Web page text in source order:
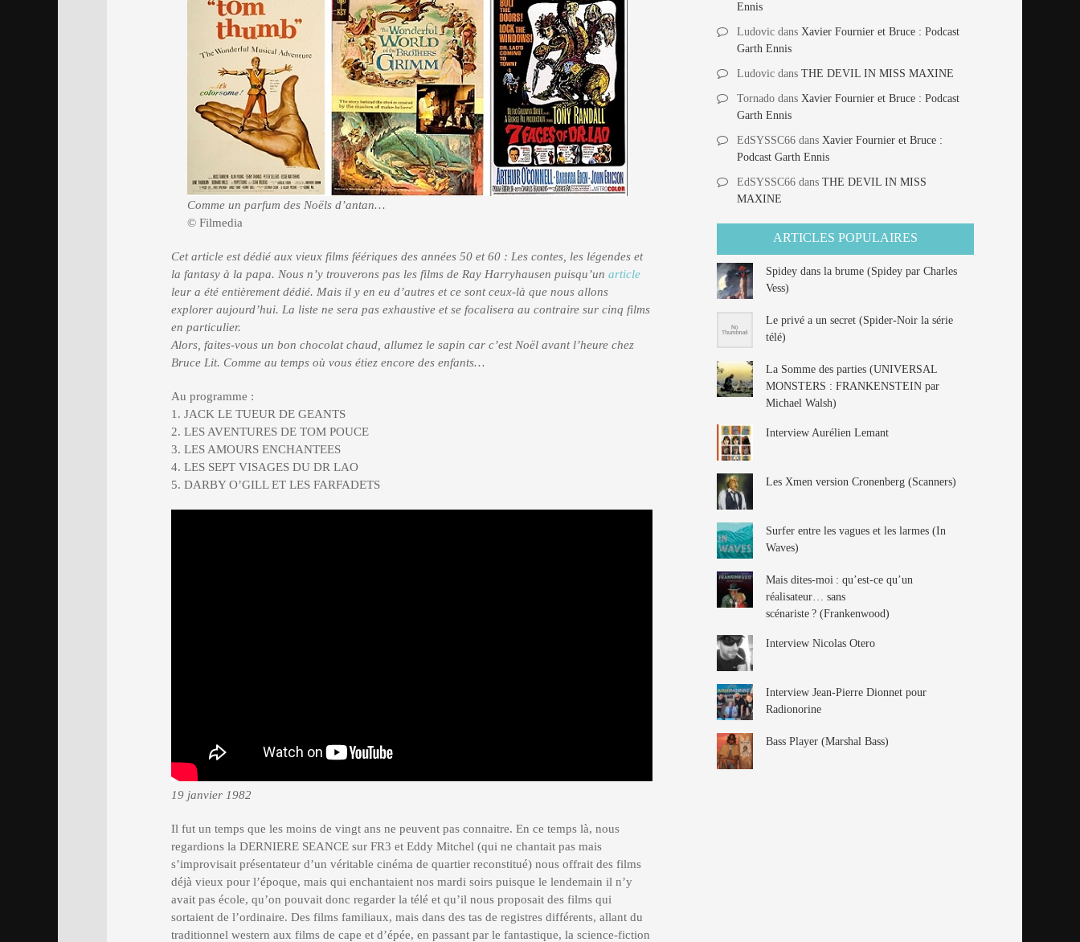
Comme un parfum des Noëls d’antan…
© Filmedia
Cet article est dédié aux vieux films féériques des années 50 et 60 : Les contes, les légendes et
la fantasy à la papa. Nous n’y trouverons pas les films de Ray Harryhausen puisqu’un article
leur a été entièrement dédié. Mais il y en eu d’autres et ce sont ceux-là que nous allons
explorer aujourd’hui. La liste ne sera pas exhaustive et se focalisera au contraire sur cinq films
en particulier.
Alors, faites-vous un bon chocolat chaud, allumez le sapin car c’est Noël avant l’heure chez
Bruce Lit. Comme au temps où vous étiez encore des enfants…
Au programme :
1. JACK LE TUEUR DE GEANTS
2. LES AVENTURES DE TOM POUCE
3. LES AMOURS ENCHANTEES
4. LES SEPT VISAGES DU DR LAO
5. DARBY O’GILL ET LES FARFADETS
19 janvier 1982
Il fut un temps que les moins de vingt ans ne peuvent pas connaitre. En ce temps là, nous
regardions la DERNIERE SEANCE sur FR3 et Eddy Mitchel (qui ne chantait pas mais
s’improvisait présentateur d’un véritable cinéma de quartier reconstitué) nous offrait des films
déjà vieux pour l’époque, mais qui enchantaient nos mardi soirs puisque le lendemain il n’y
avait pas école, qu’on pouvait donc regarder la télé et qu’il nous proposait des films qui
sortaient de l’ordinaire. Des films familiaux, mais dans des tas de registres différents, allant du
traditionnel western aux films de cape et d’épée, en passant par le fantastique, la science-fiction
Ennis
Ludovic dansXavier Fournier et Bruce : Podcast
Garth Ennis
Ludovic dansTHE DEVIL IN MISS MAXINE
Tornado dansXavier Fournier et Bruce : Podcast
Garth Ennis
EdSYSSC66 dansXavier Fournier et Bruce :
Podcast Garth Ennis
EdSYSSC66 dansTHE DEVIL IN MISS
MAXINE
ARTICLES POPULAIRES
Spidey dans la brume (Spidey par Charles
Vess)
Le privé a un secret (Spider-Noir la série
télé)
La Somme des parties (UNIVERSAL
MONSTERS : FRANKENSTEIN par
Michael Walsh)
Interview Aurélien Lemant
Les Xmen version Cronenberg (Scanners)
Surfer entre les vagues et les larmes (In
Waves)
Mais dites-moi : qu’est-ce qu’un
réalisateur… sans
scénariste ? (Frankenwood)
Interview Nicolas Otero
Interview Jean-Pierre Dionnet pour
Radionorine
Bass Player (Marshal Bass)